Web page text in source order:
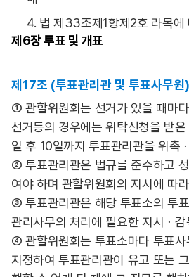
4. 법 제33조제1항제2호 라목에
제6장투표 및 개표
제17조 (투표관리관 및 투표사무원)
① 관할위원회는 선거가 있을 때마
선거등의 경우에는 위탁신청을 받
일 후 10일까지 투표관리관을 위촉
② 투표관리관은 법규를 준수하고
여야 하며 관할위원회의 지시에 따
③ 투표관리관은 해당 투표소의 투
관리사무의 처리에 필요한 지시ㆍ
④ 관할위원회는 투표소마다 투표사
지정하여 투표관리관이 유고 또는